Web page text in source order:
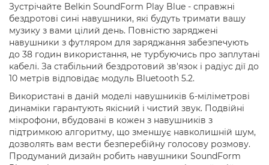
Зустрічайте Belkin SoundForm Play Blue - справжні
бездротові сині навушники, які будуть тримати вашу
музику з вами цілий день. Повністю заряджені
навушники з футляром для заряджання забезпечують
до 38 годин використання, не турбуючись про заплутані
кабелі. За стабільний бездротовий зв'язок і радіус дії до
10 метрів відповідає модуль Bluetooth 5.2.
Використані в даній моделі навушників 6-міліметрові
динаміки гарантують якісний і чистий звук. Подвійні
мікрофони, вбудовані в кожен з навушників з
підтримкою алгоритму, що зменшує навколишній шум,
дозволять вам вести безперебійну голосову розмову.
Продуманий дизайн робить навушники SoundForm